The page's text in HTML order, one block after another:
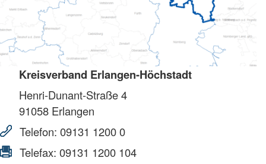
Kreisverband Erlangen-Höchstadt
Henri-Dunant-Straße 4
91058 Erlangen
Telefon: 09131 1200 0
Telefax: 09131 1200 104